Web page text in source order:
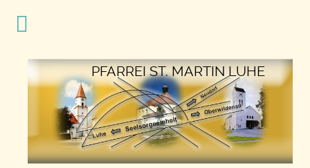
PFARREI ST. MARTIN LUHE